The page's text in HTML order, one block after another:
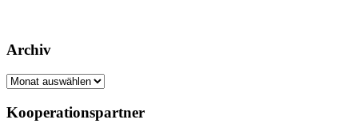
Archiv
Archiv
Kooperationspartner